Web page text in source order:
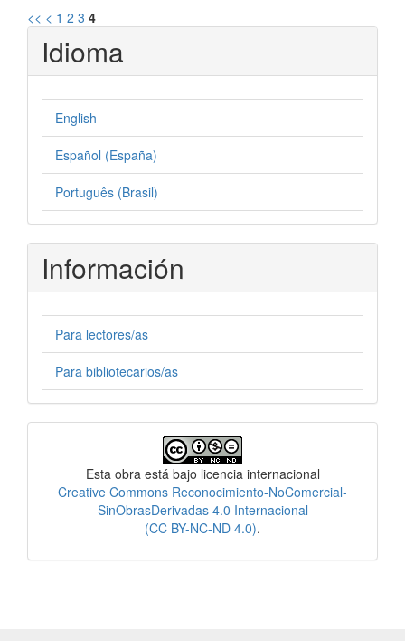
<< < 1 2 3 4
Idioma
English
Español (España)
Português (Brasil)
Información
Para lectores/as
Para bibliotecarios/as
Esta obra está bajo licencia internacional
Creative Commons Reconocimiento-NoComercial-
SinObrasDerivadas 4.0 Internacional
(CC BY-NC-ND 4.0).